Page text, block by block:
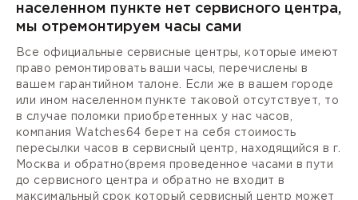
населенном пункте нет сервисного центра,
мы отремонтируем часы сами
Все официальные сервисные центры, которые имеют
право ремонтировать ваши часы, перечислены в
вашем гарантийном талоне. Если же в вашем городе
или ином населенном пункте таковой отсутствует, то
в случае поломки приобретенных у нас часов,
компания Watches64 берет на себя стоимость
пересылки часов в сервисный центр, находящийся в г.
Москва и обратно(время проведенное часами в пути
до сервисного центра и обратно не входит в
максимальный срок который сервисный центр может